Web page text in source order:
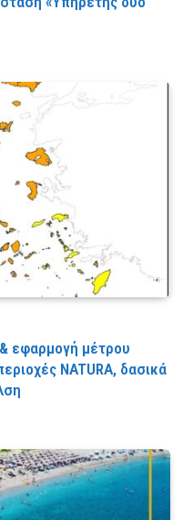
εφαρμογή μέτρου
NATURA, δασικά